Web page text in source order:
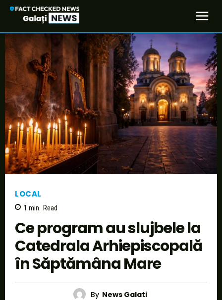
LOCAL
1 min. Read
Ce program au slujbele la
Catedrala Arhiepiscopală
în Săptămâna Mare
By News Galati